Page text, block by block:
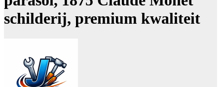
schilderij, premium kwaliteit